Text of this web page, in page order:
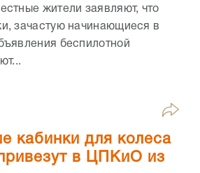
жители заявляют, что
зачастую начинающиеся в
беспилотной
кабинки для колеса
в ЦПКиО из